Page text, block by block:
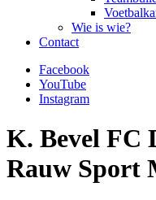
Wie is wie?
Contact
Facebook
YouTube
Instagram
K. Bevel FC
Rauw Sport